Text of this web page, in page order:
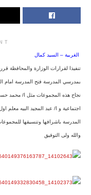
الغربية – السيد كمال
تنفيذا لقرارات الوزارة والمحافظة
بمدرسي المدرسة فتح المدرسة امام
نجاح هذه المجموعات مثل ا/ محمد
اجتماعية و ا/ عبد المجيد البيه معلم
المدرسة باشرافها وتنسيقها
والله ولى التوفيق